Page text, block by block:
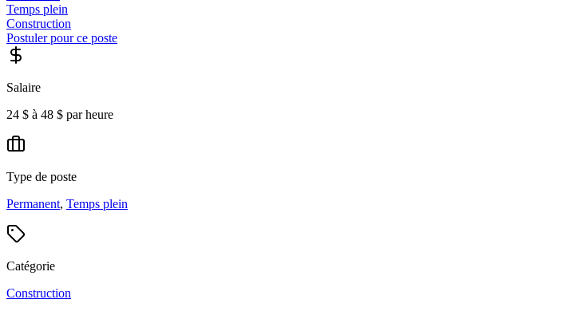
Temps plein
Construction
Postuler pour ce poste
Salaire
24 $ à 48 $ par heure
Type de poste
Permanent, Temps plein
Catégorie
Construction